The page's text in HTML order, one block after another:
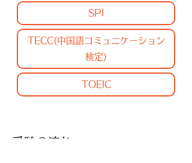
SPI
TECC(中国語コミュニケーション
検定)
TOEIC
受験の流れ